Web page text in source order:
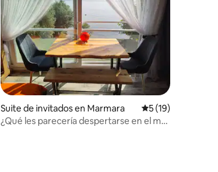
Suite de invitados en Marmara Calificación
5 (19)
¿Qué les parecería despertarse en el mar